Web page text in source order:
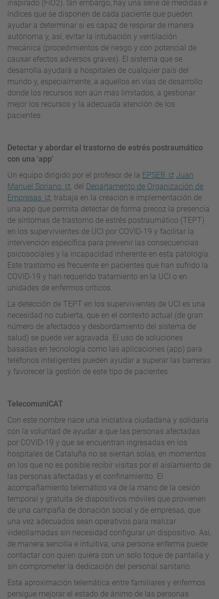
inspirado (FiO2). Sin embargo, hay una serie de medidas e
índices que se disponen de cada paciente que pueden
ayudar a determinar si es capaz de respirar de manera
autónoma y, así, evitar la intubación y ventilación
mecánica (procedimientos de riesgo y con potencial de
causar efectos adversos graves). El sistema que se
desarrolla ayudará a hospitales de cualquier país del
mundo y, especialmente, a aquellos en vías de desarrollo
donde los recursos son aún más limitados, a gestionar
mejor los recursos y la adecuada atención de los
pacientes.
Detectar y abordar el trastorno de estrés postraumático
con una 'app'
Un equipo dirigido por el profesor de la EPSEB
Juan
Manuel Soriano
, del Departamento de Organización de
Empresas
, trabaja en la creación e implementación de
una app que permita detectar de forma precoz la presencia
de síntomas de trastorno de estrés postraumático (TEPT)
en los supervivientes de UCI por COVID-19 y facilitar la
intervención específica para prevenir las consecuencias
psicosociales y la incapacidad inherente en esta patología.
Este trastorno es frecuente en pacientes que han sufrido la
COVID-19 y han requerido tratamiento en la UCI o en
unidades de enfermos críticos.
La detección de TEPT en los supervivientes de UCI es una
necesidad no cubierta, que en el contexto actual (de gran
número de afectados y desbordamiento del sistema de
salud) se puede ver agravada. El uso de soluciones
basadas en tecnología como las aplicaciones (app) para
teléfonos inteligentes pueden ayudar a superar las barreras
y favorecer la gestión de este tipo de pacientes.
TelecomuniCAT
Con este nombre nace una iniciativa ciudadana y solidaria
con la voluntad de ayudar a que las personas afectadas
por COVID-19 y que se encuentran ingresadas en los
hospitales de Cataluña no se sientan solas, en momentos
en los que no es posible recibir visitas por el aislamiento de
las personas afectadas y el confinamiento. El
acompañamiento telemático va de la mano de la cesión
temporal y gratuita de dispositivos móviles que provienen
de una campaña de donación social y de empresas, que
una vez adecuados sean operativos para realizar
videollamadas sin necesidad configurar un dispositivo. Así,
de manera sencilla e intuitiva, una persona enferma puede
contactar con quien quiera con un solo toque de pantalla y
sin comprometer la dedicación del personal sanitario.
Esta aproximación telemática entre familiares y enfermos
persigue mejorar el estado de ánimo de las personas